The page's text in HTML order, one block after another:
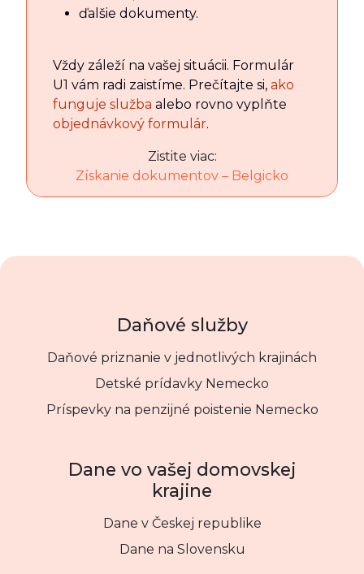
ďalšie dokumenty.
Vždy záleží na vašej situácii. Formulár
U1 vám radi zaistíme. Prečítajte si, ako
funguje služba alebo rovno vyplňte
objednávkový formulár.
Zistite viac:
Získanie dokumentov – Belgicko
Daňové služby
Daňové priznanie v jednotlivých krajinách
Detské prídavky Nemecko
Príspevky na penzijné poistenie Nemecko
Dane vo vašej domovskej
krajine
Dane v Českej republike
Dane na Slovensku